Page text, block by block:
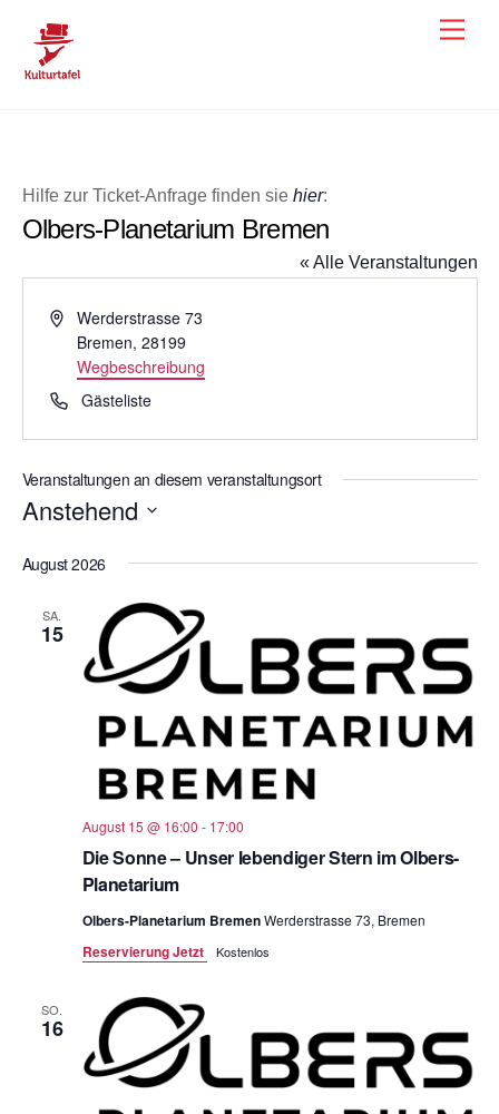
content
Hilfe zur Ticket-Anfrage finden sie hier:
Olbers-Planetarium Bremen
« Alle Veranstaltungen
A
e
s
Werderstrasse 73
Bremen, 28199
Wegbeschreibung
T
e
o
Gästeliste
Veranstaltungen an diesem veranstaltungsort
Anstehend
a
August 2026
SA.
15
Die Sonne – Unser lebendiger Stern im Olbers-
Planetarium
August 15 @ 16:00 - 17:00
Olbers-Planetarium BremenWerderstrasse 73, Bremen
Reservierung Jetzt Kostenlos
SO.
16